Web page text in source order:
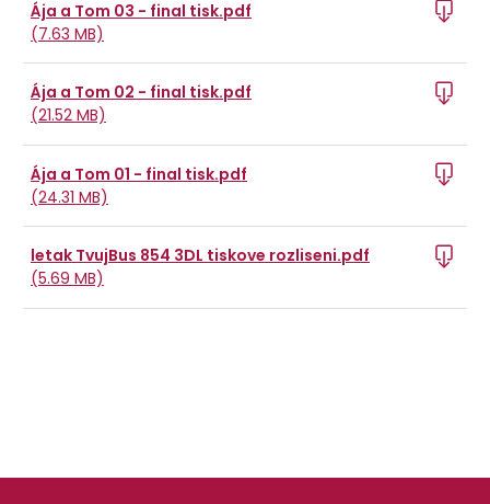
Ája a Tom 03 - final tisk.pdf
(7.63 MB)
Ája a Tom 02 - final tisk.pdf
(21.52 MB)
Ája a Tom 01 - final tisk.pdf
(24.31 MB)
letak TvujBus 854 3DL tiskove rozliseni.pdf
(5.69 MB)